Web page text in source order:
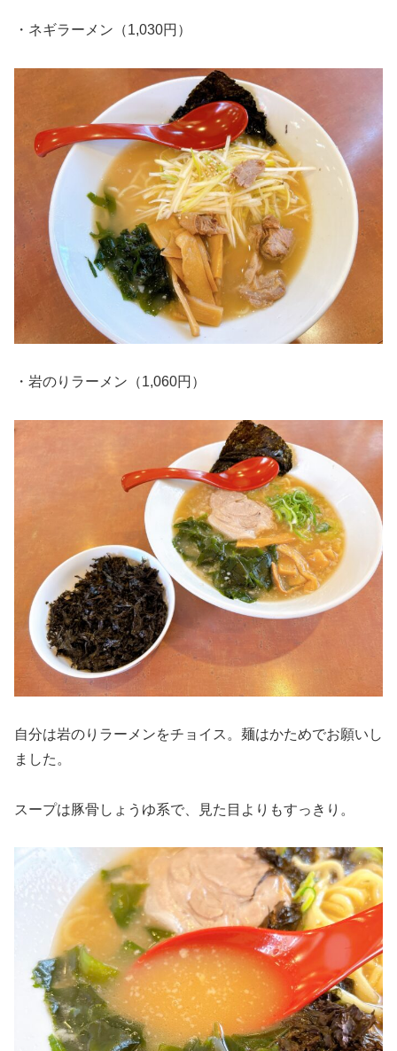
・ネギラーメン（1,030円）
・岩のりラーメン（1,060円）
自分は岩のりラーメンをチョイス。麺はかためでお願いし
ました。
スープは豚骨しょうゆ系で、見た目よりもすっきり。